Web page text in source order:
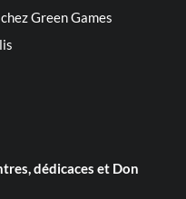
Green Games
dédicaces et Don